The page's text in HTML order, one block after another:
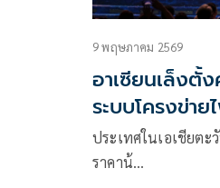
9 พฤษภาคม 2569
อาเซียนเล็งตั้
ระบบโครงข่า
ประเทศในเอเชียตะ
ราคาน้…